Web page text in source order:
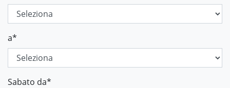
a*
Sabato da*